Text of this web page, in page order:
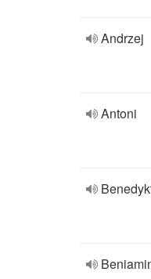
Andrzej
Antoni